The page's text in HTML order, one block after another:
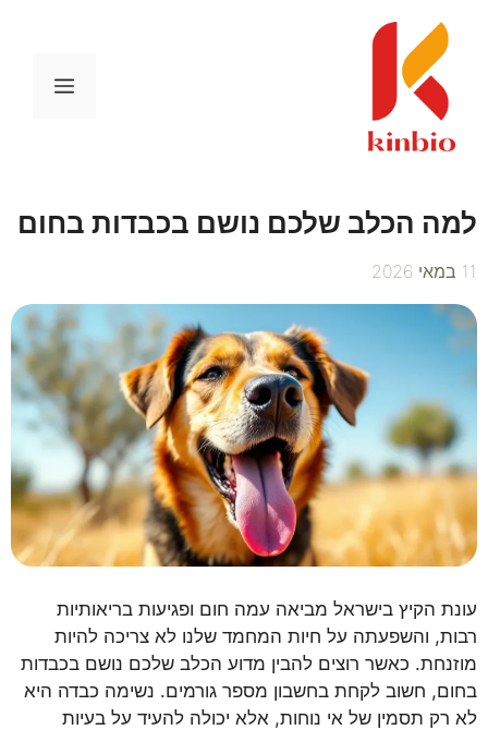
לתוכן
תפריט
למה הכלב שלכם נושם בכבדות בחום
11 במאי 2026
עונת הקיץ בישראל מביאה עמה חום ופגיעות בריאותיות
רבות, והשפעתה על חיות המחמד שלנו לא צריכה להיות
מוזנחת. כאשר רוצים להבין מדוע הכלב שלכם נושם בכבדות
בחום, חשוב לקחת בחשבון מספר גורמים. נשימה כבדה היא
לא רק תסמין של אי נוחות, אלא יכולה להעיד על בעיות